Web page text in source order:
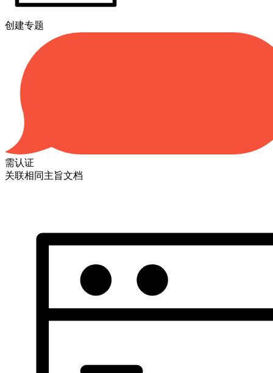
创建专题
需认证
关联相同主旨文档